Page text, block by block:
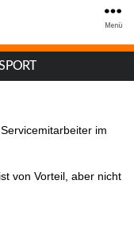
Menü
im
von Vorteil, aber nicht